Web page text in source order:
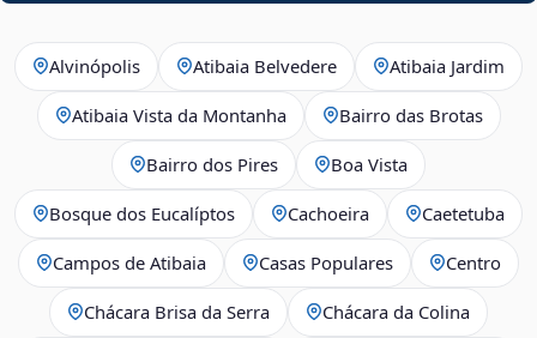
Alvinópolis Atibaia Belvedere Atibaia Jardim
Atibaia Vista da Montanha Bairro das Brotas
Bairro dos Pires Boa Vista
Bosque dos Eucalíptos Cachoeira Caetetuba
Campos de Atibaia Casas Populares Centro
Chácara Brisa da Serra Chácara da Colina